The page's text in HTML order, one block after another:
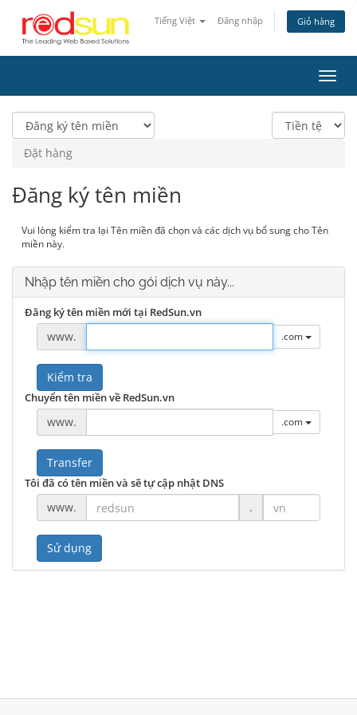
Tiếng Việt Đăng nhập Giỏ hàng
Đặt hàng
Đăng ký tên miền
Vui lòng kiểm tra lại Tên miền đã chọn và các dịch vụ bổ sung cho Tên
miền này.
Nhập tên miền cho gói dịch vụ này...
Đăng ký tên miền mới tại RedSun.vn
www. .com
Kiểm tra
Chuyển tên miền về RedSun.vn
www. .com
Transfer
Tôi đã có tên miền và sẽ tự cập nhật DNS
www. .
Sử dụng